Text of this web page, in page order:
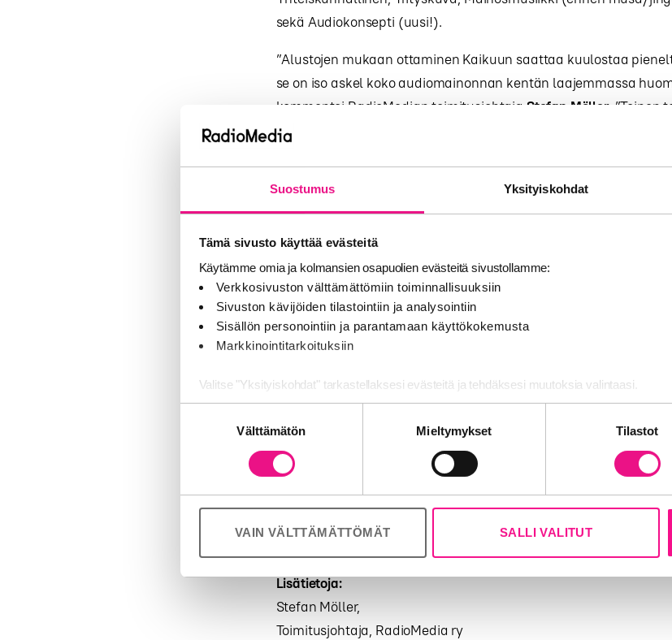
Suostumus Yksityiskohdat
Tämä sivusto käyttää evästeitä
Käytämme omia ja kolmansien osapuolien evästeitä sivustollamme:
Verkkosivuston välttämättömiin toiminnallisuuksiin
Sivuston kävijöiden tilastointiin ja analysointiin
Sisällön personointiin ja parantamaan käyttökokemusta
Markkinointitarkoituksiin
Valitse "Yksityiskohdat" tarkastellaksesi evästeitä ja tehdäksesi muutoksia valintaasi.
Jaamme sosiaalisen median, mainosalan ja analytiikka-alan kumppaneillemme tietoja
palvelujaan (esim. Google).
Välttämätön Mieltymykset Tilastot
VAIN VÄLTTÄMÄTTÖMÄT SALLI VALITUT
sekä Audiokonsepti (uusi!).
”Alustojen mukaan ottaminen Kaikuun saattaa kuulostaa
se on iso askel koko audiomainonnan kentän laajemmassa
kommentoi RadioMedian toimitusjohtaja Stefan Möller. ”Toinen
että tästä vuodesta lähtien jokaisessa kategoriassa valitaan aina
Palkittavista päättää Kaiku-tuomaristo, jota tänä vuonna vetää
ohjaaja Markku Rönkkö
RetroKaiku-kisan päätuomarin roolia vuonna 2014.
”Audiomainonta on äänitaiteen tavaramuoto, jossa voi luoda
Mielenkiinnolla odotan mitä odottamatonta mutta olennaista,
mieleenpainuvaa maan parhaat voimat ovat tänä vuonna
Kilpailuun ilmoittautuminen alkaa tänään4.12.2023ja päättyy
julkaistaan
helmikuussa 2024. Parhaat mainokset palkitaan
keskiviikkoiltana
13.3.2024Valkoisessa Salissa Helsingissä.
Lue lisää Kaiku-audiomainonnan kilpailusta:kaikukilpailu.fi
Tuomaristo:kaikukilpailu.fi/tuomarit
Lisätietoja:
Stefan Möller,
Toimitusjohtaja, RadioMedia ry